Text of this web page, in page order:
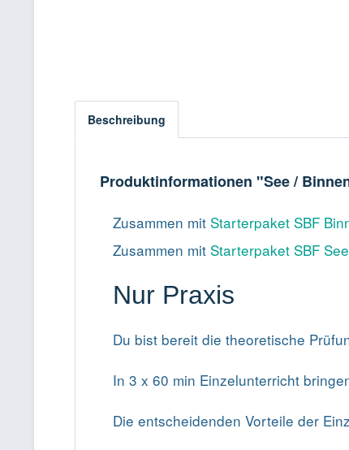
Beschreibung
Produktinformationen "See /
Zusammen mit Starterpaket SBF
Zusammen mit Starterpaket SBF See
Nur Praxis
Du bist bereit die theoretische
In 3 x 60 min Einzelunterricht
Die entscheidenden Vorteile der